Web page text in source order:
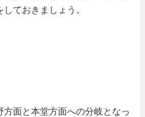
ておきましょう。
方面と本堂方面への分岐となっ